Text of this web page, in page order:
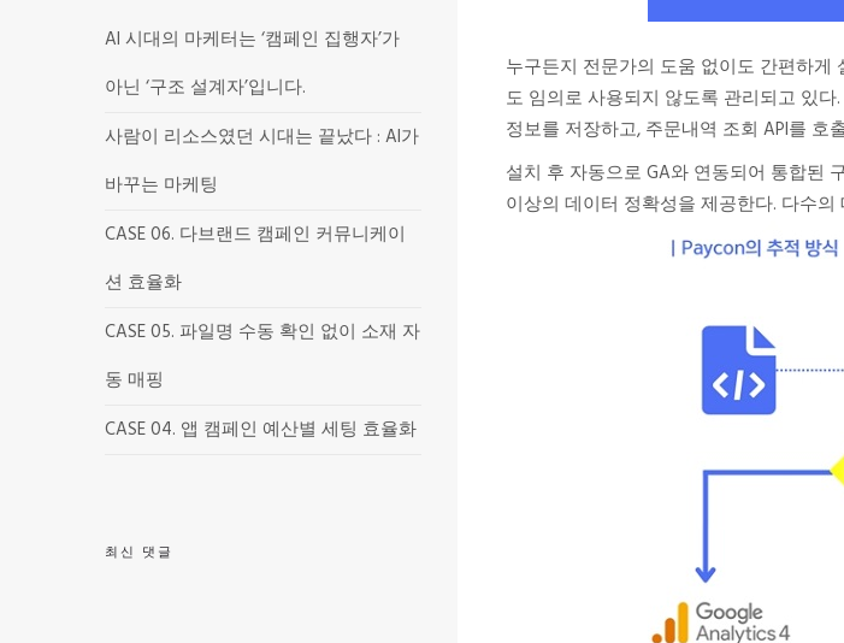
AI 시대의 마케터는 ‘캠페인 집행자’가
아닌 ‘구조 설계자’입니다.
사람이 리소스였던 시대는 끝났다 : AI가
바꾸는 마케팅
CASE 06. 다브랜드 캠페인 커뮤니케이
션 효율화
CASE 05. 파일명 수동 확인 없이 소재 자
동 매핑
CASE 04. 앱 캠페인 예산별 세팅 효율화
최신 댓글
누구든지 전문가의 도움 없이도 간편하
도 임의로 사용되지 않도록 관리되고 있
정보를 저장하고, 주문내역 조회 API를
설치 후 자동으로 GA와 연동되어 통합된
이상의 데이터 정확성을 제공한다. 다수